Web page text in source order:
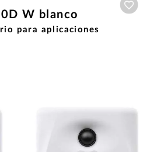
W blanco
para aplicaciones